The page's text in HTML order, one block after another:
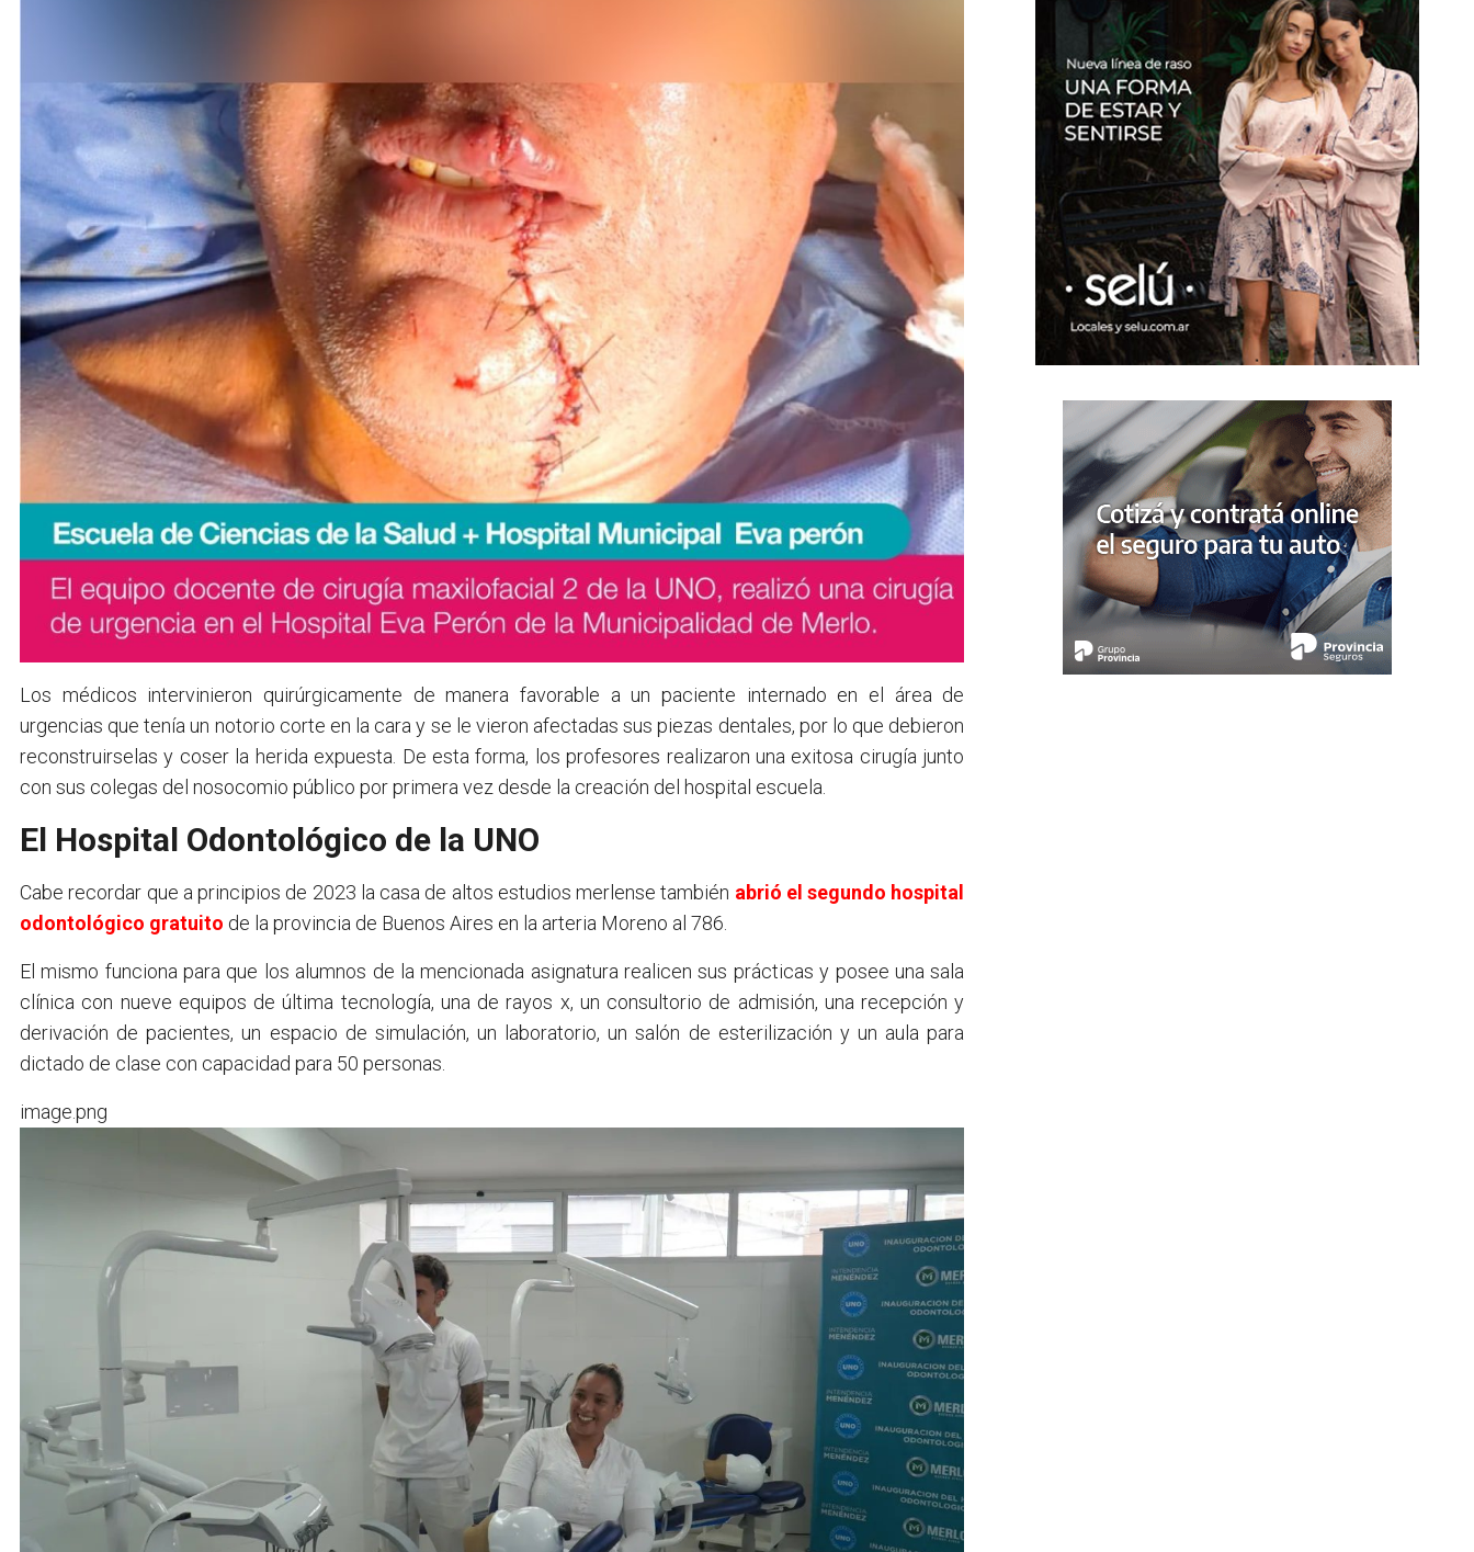
Los médicos intervinieron quirúrgicamente de manera favorable a un paciente internado en el área de
urgencias que tenía un notorio corte en la cara y se le vieron afectadas sus piezas dentales, por lo que debieron
reconstruirselas y coser la herida expuesta. De esta forma, los profesores realizaron una exitosa cirugía junto
con sus colegas del nosocomio público por primera vez desde la creación del hospital escuela.
El Hospital Odontológico de la UNO
Cabe recordar que a principios de 2023 la casa de altos estudios merlense también abrió el segundo hospital
odontológico gratuito de la provincia de Buenos Aires en la arteria Moreno al 786.
El mismo funciona para que los alumnos de la mencionada asignatura realicen sus prácticas y posee una sala
clínica con nueve equipos de última tecnología, una de rayos x, un consultorio de admisión, una recepción y
derivación de pacientes, un espacio de simulación, un laboratorio, un salón de esterilización y un aula para
dictado de clase con capacidad para 50 personas.
image.png